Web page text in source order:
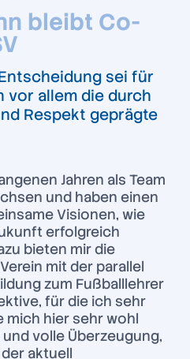
bleibt Co-
sei für
vor allem die durch
Respekt geprägte
Jahren als Team
und haben einen
Visionen, wie
erfolgreich
bieten mir die
mit der parallel
zum Fußballlehrer
für die ich sehr
mich hier sehr wohl
volle Überzeugung,
aktuell